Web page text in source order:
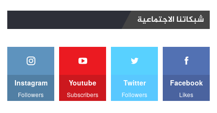
شبكاتنا الاجتماعية
Facebook
Likes
Twitter
Followers
Youtube
Subscribers
Instagram
Followers